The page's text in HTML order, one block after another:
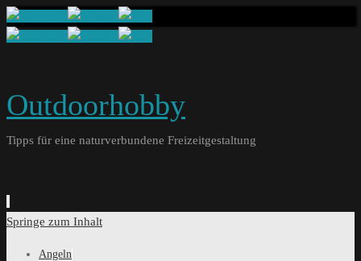
Outdoorhobby
Tipps für eine naturverbundene Freizeitgestaltung
Springe zum Inhalt
Angeln